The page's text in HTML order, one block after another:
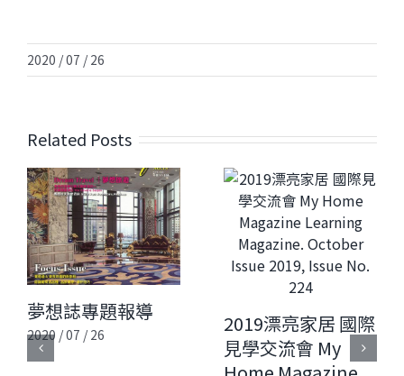
2020 / 07 / 26
Related Posts
夢想誌專題報導
2020 / 07 / 26
2019漂亮家居 國際
見學交流會 My